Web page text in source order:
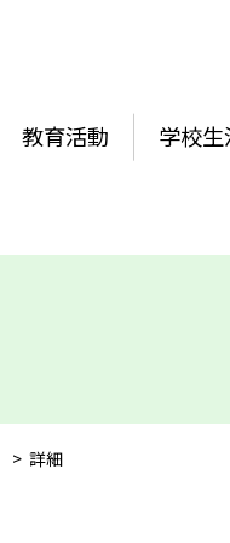
教育活動 学校生
> 詳細